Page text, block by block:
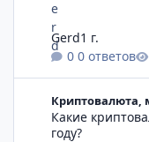
0 ответов
Gerd1 г.
Криптовалюта,
Какие
году?